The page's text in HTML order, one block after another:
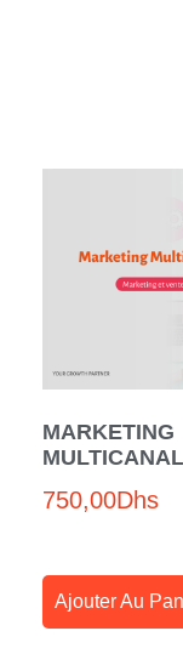
MARKETING
MULTICANAL
750,00Dhs
Ajouter Au